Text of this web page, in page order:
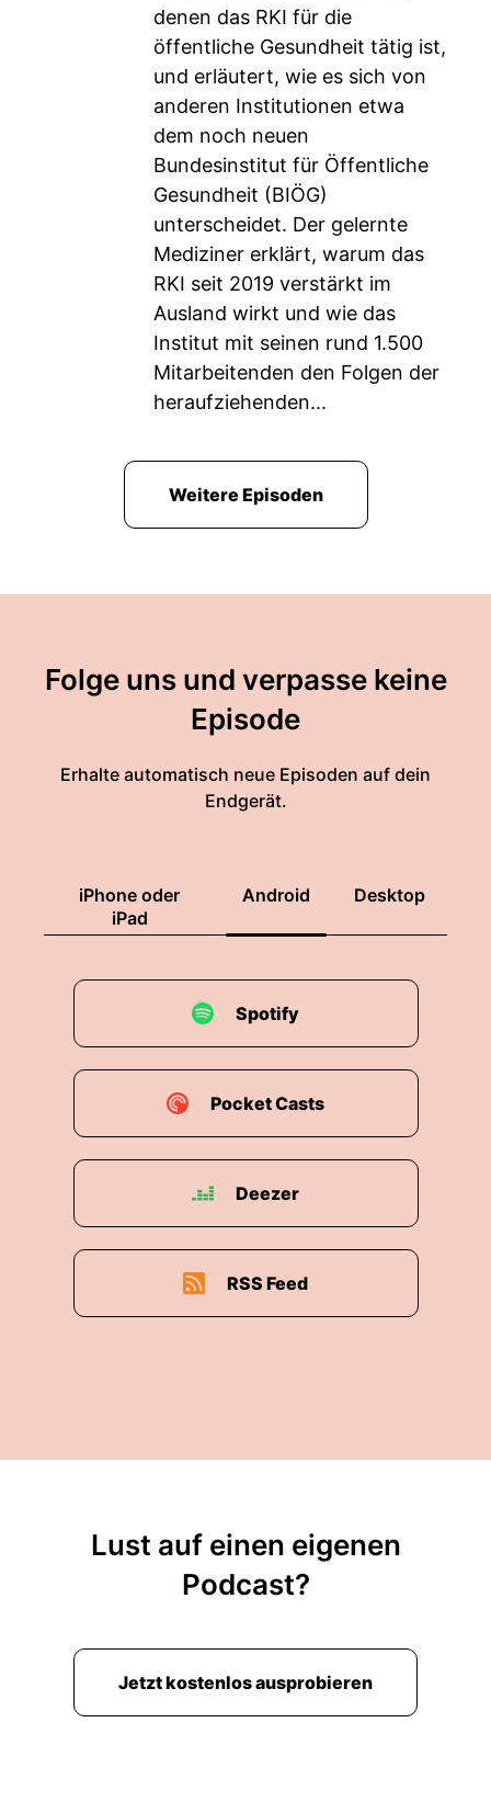
denen das RKI für die
öffentliche Gesundheit tätig ist,
und erläutert, wie es sich von
anderen Institutionen etwa
dem noch neuen
Bundesinstitut für Öffentliche
Gesundheit (BIÖG)
unterscheidet. Der gelernte
Mediziner erklärt, warum das
RKI seit 2019 verstärkt im
Ausland wirkt und wie das
Institut mit seinen rund 1.500
Mitarbeitenden den Folgen der
heraufziehenden...
Weitere Episoden
Folge uns und verpasse keine
Episode
Erhalte automatisch neue Episoden auf dein
Endgerät.
iPhone oder
iPad
Android Desktop
Spotify
Pocket Casts
Deezer
RSS Feed
Lust auf einen eigenen
Podcast?
Jetzt kostenlos ausprobieren